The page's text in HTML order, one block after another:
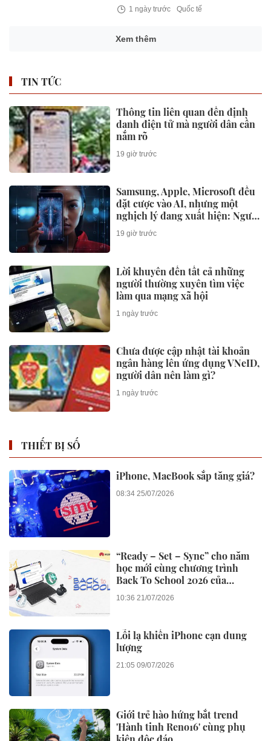
1 ngày trước Quốc tế
Xem thêm
TIN TỨC
Thông tin liên quan đến định
danh điện tử mà người dân cần
nắm rõ
19 giờ trước
Samsung, Apple, Microsoft đều
đặt cược vào AI, nhưng một
nghịch lý đang xuất hiện: Người
mua không phải lúc nào cũng
dùng
19 giờ trước
Lời khuyên đến tất cả những
người thường xuyên tìm việc
làm qua mạng xã hội
1 ngày trước
Chưa được cập nhật tài khoản
ngân hàng lên ứng dụng VNeID,
người dân nên làm gì?
1 ngày trước
THIẾT BỊ SỐ
iPhone, MacBook sắp tăng giá?
08:34 25/07/2026
“Ready – Set – Sync” cho năm
học mới cùng chương trình
Back To School 2026 của
Huawei
10:36 21/07/2026
Lỗi lạ khiến iPhone cạn dung
lượng
21:05 09/07/2026
Giới trẻ hào hứng bắt trend
'Hành tinh Reno16' cùng phụ